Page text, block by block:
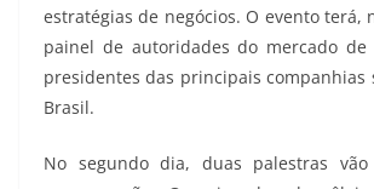
estratégias de negócios. O evento terá,
painel de autoridades do mercado de
presidentes das principais companhias
Brasil.
No segundo dia, duas palestras